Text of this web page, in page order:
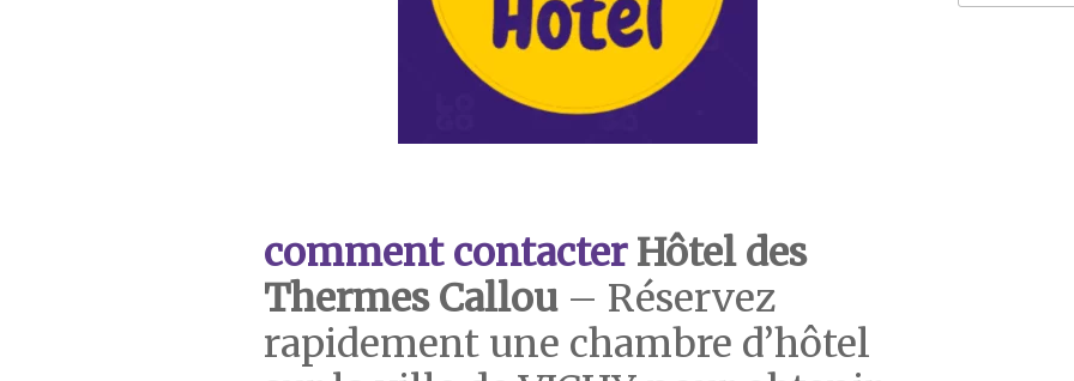
comment contacterHôtel des
Thermes Callou– Réservez
rapidement une chambre d’hôtel